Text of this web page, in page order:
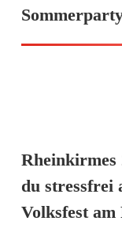
Rheinkirmes
du stressfrei
Volksfest am